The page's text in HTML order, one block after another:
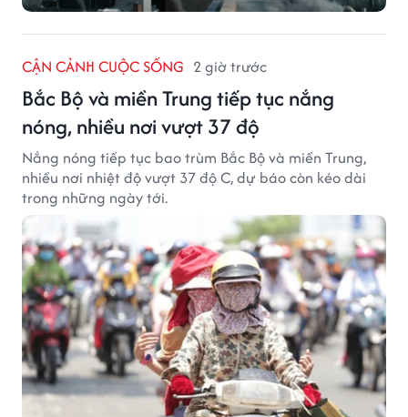
CẬN CẢNH CUỘC SỐNG 2 giờ trước
Bắc Bộ và miền Trung tiếp tục nắng
nóng, nhiều nơi vượt 37 độ
Nắng nóng tiếp tục bao trùm Bắc Bộ và miền Trung,
nhiều nơi nhiệt độ vượt 37 độ C, dự báo còn kéo dài
trong những ngày tới.